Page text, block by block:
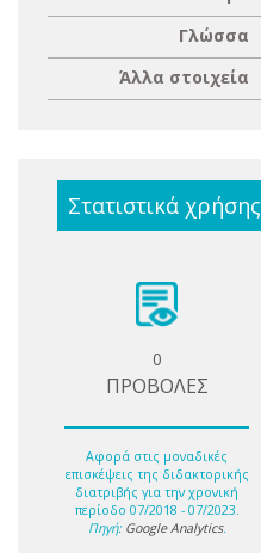
Γλώσσα
Άλλα στοιχεία
Στατιστικά χρήσης
0
ΠΡΟΒΟΛΕΣ
Αφορά στις μοναδικές
επισκέψεις της διδακτορικής
διατριβής για την χρονική
περίοδο 07/2018 - 07/2023.
Πηγή: Google Analytics.